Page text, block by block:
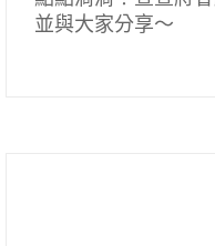
並與大家分享～